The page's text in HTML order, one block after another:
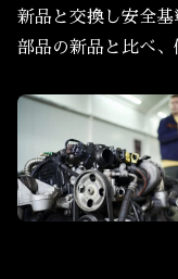
新品と交換し安全
部品の新品と比べ、